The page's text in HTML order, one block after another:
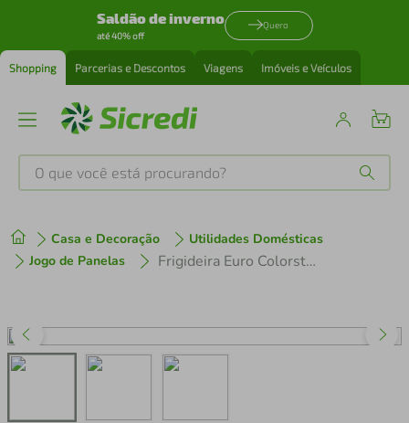
Saldão de inverno
até 40% off
Quero
Shopping Parcerias e Descontos Viagens Imóveis e Veículos
O que você está procurando?
Casa e Decoração
Utilidades Domésticas
Jogo de Panelas
Frigideira Euro Colorstone Volcano Alumínio Antiaderente 20cm - Chumbo
1º tenis
3º perfume